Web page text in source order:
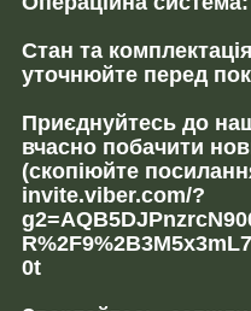
Стан та
уточнюйте перед
Приєднуйтесь до
вчасно побачити
(скопіюйте
invite.viber.com/?
0t